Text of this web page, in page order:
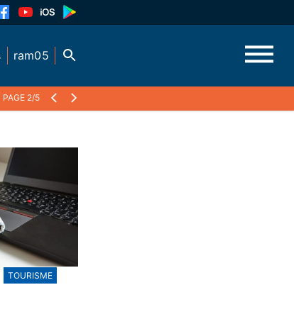
ram05
PAGE 2/5
TOURISME